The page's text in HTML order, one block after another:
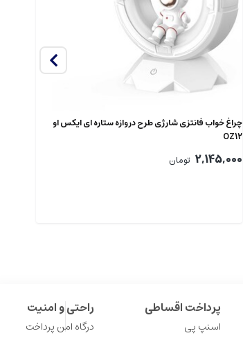
چراغ خواب فانتزی شارژی طرح دروازه ستاره ای ایکس او
OZ12
2,145,000 تومان
پرداخت اقساطی
اسنپ پی
راحتی و امنیت
درگاه امن پرداخت